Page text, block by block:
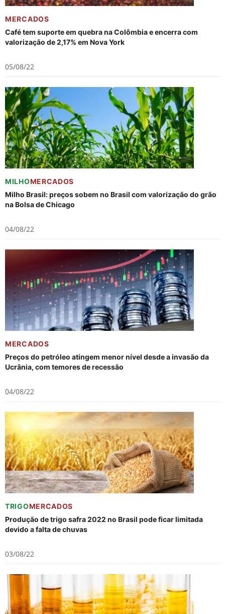
MERCADOS
Café tem suporte em quebra na Colômbia e encerra com
valorização de 2,17% em Nova York
05/08/22
MILHOMERCADOS
Milho Brasil: preços sobem no Brasil com valorização do grão
na Bolsa de Chicago
04/08/22
MERCADOS
Preços do petróleo atingem menor nível desde a invasão da
Ucrânia, com temores de recessão
04/08/22
TRIGOMERCADOS
Produção de trigo safra 2022 no Brasil pode ficar limitada
devido a falta de chuvas
03/08/22